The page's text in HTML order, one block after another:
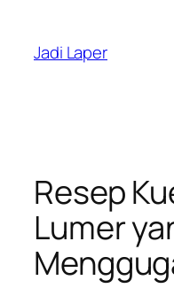
content
Jadi Laper
Resep
Lumer